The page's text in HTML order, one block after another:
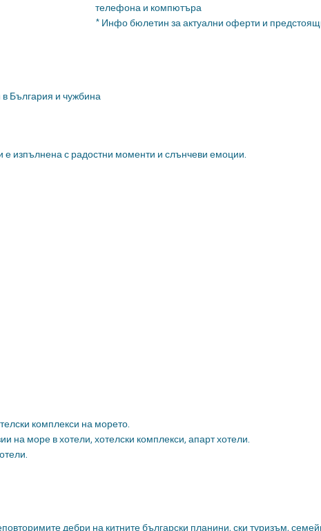
телефона и компютъра
* Инфо бюлетин за актуални оферти и
в България и чужбина
е изпълнена с радостни моменти и слънчеви емоции.
комплекси на морето.
на море в хотели, хотелски комплекси, апарт хотели.
дебри на китните български планини, ски туризъм,